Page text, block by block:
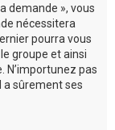
demande », vous
nécessitera
pourra vous
groupe et ainsi
N’importunez pas
a sûrement ses